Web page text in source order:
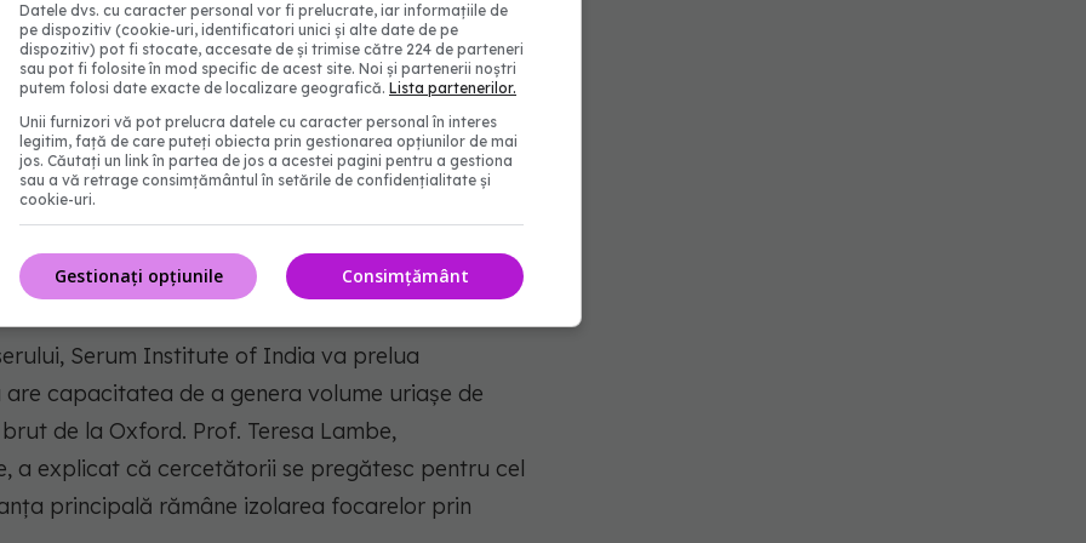
pentru producția
certitudini absolute și că vaccinul trebuie să
studii clinice pe oameni. Cu toate acestea,
testările pe modele animale, iar OMS estimează
fi disponibile în termen de două sau trei luni.
Serum Institute of India va prelua
capacitatea de a genera volume uriașe de
de la Oxford. Prof. Teresa Lambe,
a explicat că cercetătorii se pregătesc pentru cel
principală rămâne izolarea focarelor prin
Datele dvs. cu caracter personal vor fi prelucrate, iar informațiile de
pe dispozitiv (cookie-uri, identificatori unici și alte date de pe
dispozitiv) pot fi stocate, accesate de și trimise către 224 de parteneri
sau pot fi folosite în mod specific de acest site. Noi și partenerii noștri
putem folosi date exacte de localizare geografică. Lista partenerilor.
Unii furnizori vă pot prelucra datele cu caracter personal în interes
legitim, față de care puteți obiecta prin gestionarea opțiunilor de mai
jos. Căutați un link în partea de jos a acestei pagini pentru a gestiona
sau a vă retrage consimțământul în setările de confidențialitate și
cookie-uri.
Consimțământ
Gestionați opțiunile